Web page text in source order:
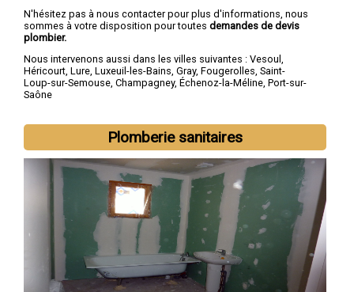
N'hésitez pas à nous contacter pour plus d'informations, nous
sommes à votre disposition pour toutes demandes de devis
plombier.
Nous intervenons aussi dans les villes suivantes : Vesoul ,
Héricourt, Lure, Luxeuil-les-Bains, Gray, Fougerolles, Saint-
Loup-sur-Semouse, Champagney, Échenoz-la-Méline, Port-sur-
Saône
Plomberie sanitaires